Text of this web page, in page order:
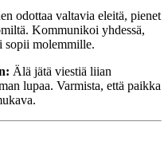
odottaa valtavia eleitä, pienet
Kommunikoi yhdessä,
sopii molemmille.
Älä jätä viestiä liian
lupaa. Varmista, että paikka